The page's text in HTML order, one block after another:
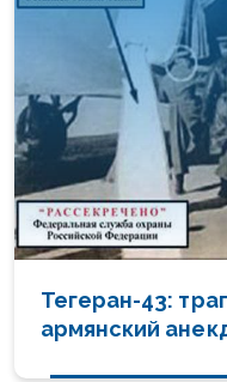
Тегеран-43:
армянский